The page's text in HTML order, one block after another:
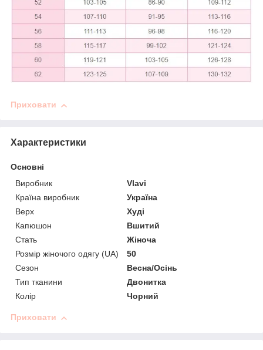
Приховати
Характеристики
Основні
Виробник
Vlavi
Країна виробник
Україна
Верх
Худі
Капюшон
Вшитий
Стать
Жіноча
Розмір жіночого одягу (UA)
50
Сезон
Весна/Осінь
Тип тканини
Двонитка
Колір
Чорний
Приховати